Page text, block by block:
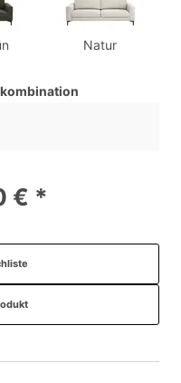
Natur
€ *